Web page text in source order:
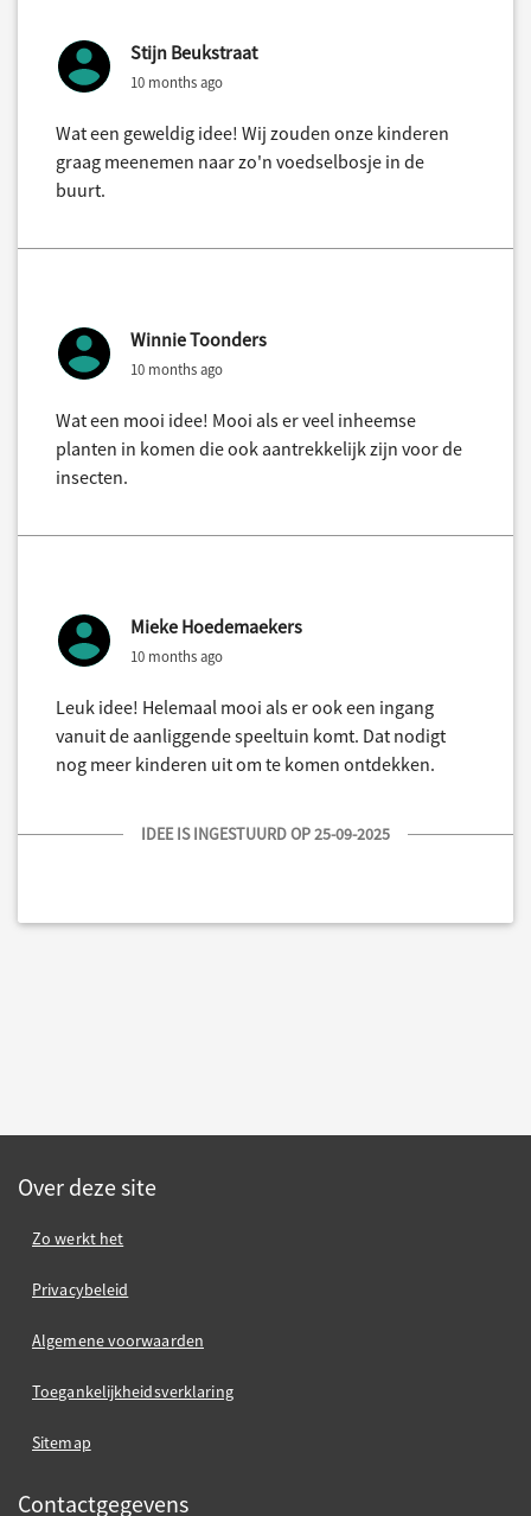
Stijn Beukstraat
10 months ago
Wat een geweldig idee! Wij zouden onze kinderen
graag meenemen naar zo'n voedselbosje in de
buurt.
Winnie Toonders
10 months ago
Wat een mooi idee! Mooi als er veel inheemse
planten in komen die ook aantrekkelijk zijn voor de
insecten.
Mieke Hoedemaekers
10 months ago
Leuk idee! Helemaal mooi als er ook een ingang
vanuit de aanliggende speeltuin komt. Dat nodigt
nog meer kinderen uit om te komen ontdekken.
IDEE IS INGESTUURD OP 25-09-2025
Over deze site
Zo werkt het
Privacybeleid
Algemene voorwaarden
Toegankelijkheidsverklaring
Sitemap
Contactgegevens